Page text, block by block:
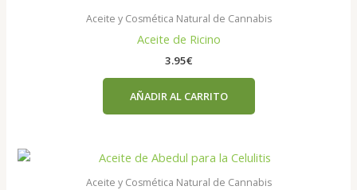
Aceite y Cosmética Natural de Cannabis
Aceite de Ricino
3.95€
AÑADIR AL CARRITO
Aceite y Cosmética Natural de Cannabis